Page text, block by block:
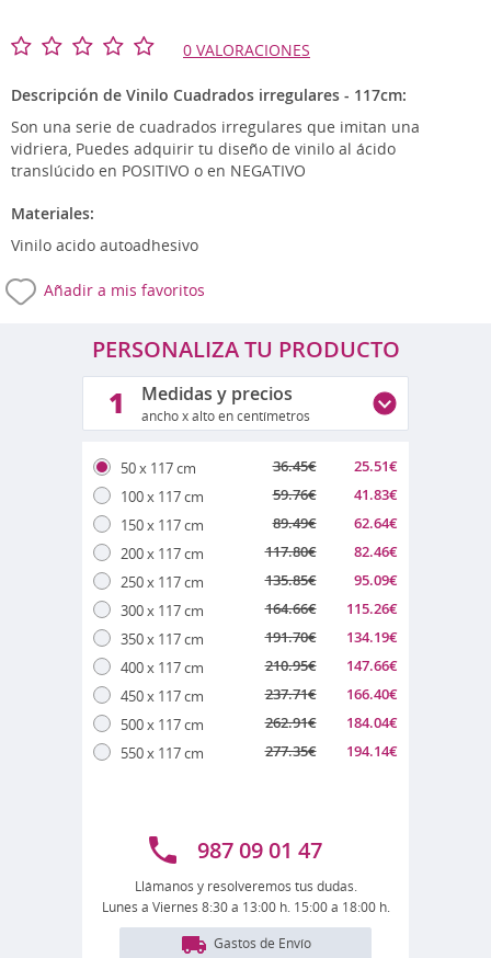
0 VALORACIONES
Descripción de Vinilo Cuadrados irregulares - 117cm:
Son una serie de cuadrados irregulares que imitan una
vidriera, Puedes adquirir tu diseño de vinilo al ácido
translúcido en POSITIVO o en NEGATIVO
Materiales:
Vinilo acido autoadhesivo
Añadir a mis favoritos
PERSONALIZA TU PRODUCTO
1 Medidas y precios
ancho x alto en centímetros
50 x 117 cm
100 x 117 cm
150 x 117 cm
200 x 117 cm
250 x 117 cm
300 x 117 cm
350 x 117 cm
400 x 117 cm
450 x 117 cm
500 x 117 cm
550 x 117 cm
36.45€
59.76€
89.49€
117.80€
135.85€
164.66€
191.70€
210.95€
237.71€
262.91€
277.35€
25.51€
41.83€
62.64€
82.46€
95.09€
115.26€
134.19€
147.66€
166.40€
184.04€
194.14€
987 09 01 47
Llámanos y resolveremos tus dudas.
Lunes a Viernes 8:30 a 13:00 h. 15:00 a 18:00 h.
Gastos de Envío